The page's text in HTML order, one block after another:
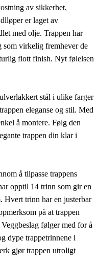
av sikkerhet,
er laget av
med olje. Trappen har
virkelig fremhever de
flott finish. Nyt følelsen
stål i ulike farger
eleganse og stil. Med
å montere. Følg den
trappen din klar i
å tilpasse trappens
opptil 14 trinn som gir en
Hvert trinn har en justerbar
på at trappen
følger med for å
dype trappetrinnene i
gjør trappen utroligt